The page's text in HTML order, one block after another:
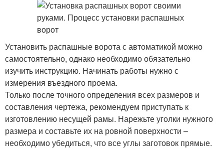
Установить распашные ворота с автоматикой можно
самостоятельно, однако необходимо обязательно
изучить инструкцию. Начинать работы нужно с
измерения въездного проема.
Только после точного определения всех размеров и
составления чертежа, рекомендуем приступать к
изготовлению несущей рамы. Нарежьте уголки нужного
размера и составьте их на ровной поверхности –
необходимо убедиться, что все углы заготовок прямые.